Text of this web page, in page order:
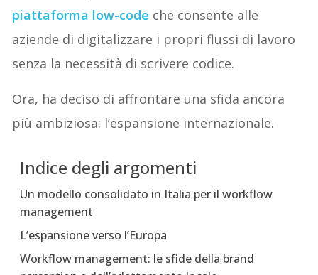
piattaforma low-code che consente alle
aziende di digitalizzare i propri flussi di lavoro
senza la necessità di scrivere codice.
Ora, ha deciso di affrontare una sfida ancora
più ambiziosa: l’espansione internazionale.
Indice degli argomenti
Un modello consolidato in Italia per il workflow
management
L’espansione verso l’Europa
Workflow management: le sfide della brand